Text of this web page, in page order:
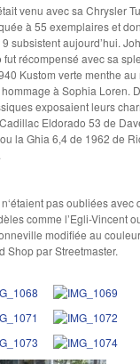
venu avec sa Chrysler
à 55 exemplaires et
subsistent aujourd’hui.
fut récompensé avec sa
Kustom verte menthe au
à Sophia Loren.
exposaient leurs
Eldorado 53 de
la Ghia 6,4 de 1962 de
pas oubliées avec
comme l’Egli-Vincent
modifiée au
Shop par Streetmaster.